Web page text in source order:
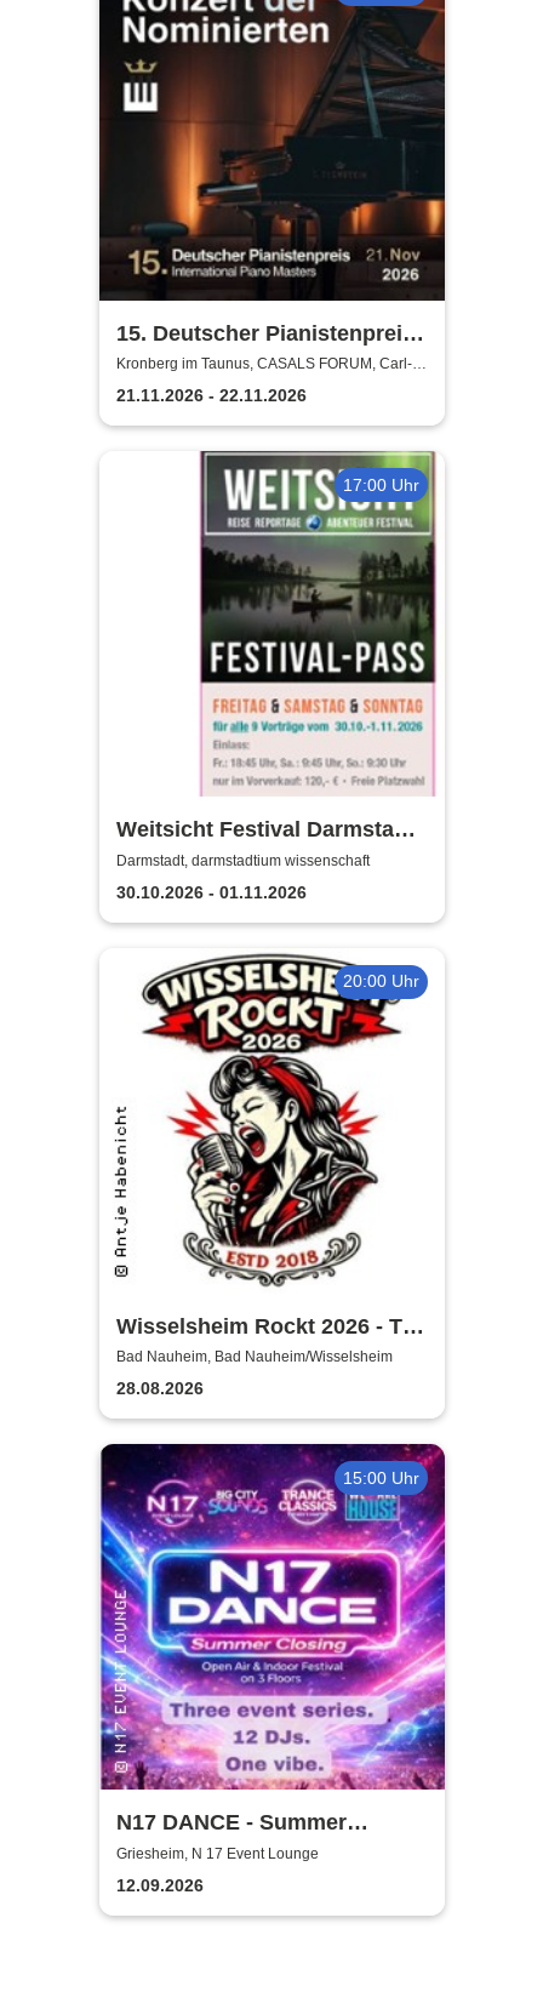
15. Deutscher Pianistenpreis |
International Piano Masters
Kronberg im Taunus, CASALS FORUM, Carl-
Bechtein Saal
21.11.2026 - 22.11.2026
17:00 Uhr
Weitsicht Festival Darmstadt
2026
Darmstadt, darmstadtium wissenschaft
30.10.2026 - 01.11.2026
20:00 Uhr
Wisselsheim Rockt 2026 - The
Gems - Alenna Rose - Made
in Missionary
Bad Nauheim, Bad Nauheim/Wisselsheim
28.08.2026
15:00 Uhr
N17 DANCE - Summer
Closing 2026 mit 12 DJs
Griesheim, N 17 Event Lounge
12.09.2026